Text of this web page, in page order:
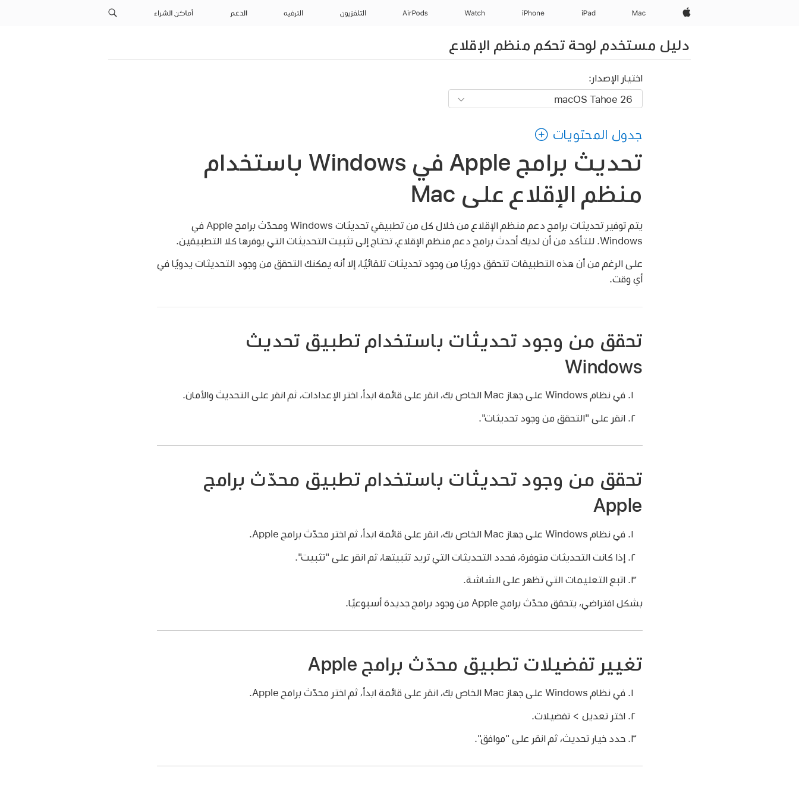
Apple‏
Mac
iPad‏
iPhone
Watch
AirPods التلفزيون الترفيه الدعم أماكن الشراء
دليل مستخدم لوحة تحكم منظم الإقلاع
اختيار الإصدار:
جدول المحتويات
تحديث برامج Apple في Windows باستخدام
منظم الإقلاع على Mac
يتم توفير تحديثات برامج دعم منظم الإقلاع من خلال كل من تطبيقي تحديثات Windows ومحدّث برامج Apple في
Windows. للتأكد من أن لديك أحدث برامج دعم منظم الإقلاع، تحتاج إلى تثبيت التحديثات التي يوفرها كلا التطبيقين.
على الرغم من أن هذه التطبيقات تتحقق دوريًا من وجود تحديثات تلقائيًا، إلا أنه يمكنك التحقق من وجود التحديثات يدويًا في
أي وقت.
تحقق من وجود تحديثات باستخدام تطبيق تحديث
Windows
في نظام Windows على جهاز Mac الخاص بك، انقر على قائمة ابدأ، اختر الإعدادات، ثم انقر على التحديث والأمان.
انقر على "التحقق من وجود تحديثات".
تحقق من وجود تحديثات باستخدام تطبيق محدّث برامج
Apple
في نظام Windows على جهاز Mac الخاص بك، انقر على قائمة ابدأ، ثم اختر محدّث برامج Apple.
إذا كانت التحديثات متوفرة، فحدد التحديثات التي تريد تثبيتها، ثم انقر على "تثبيت".
اتبع التعليمات التي تظهر على الشاشة.
بشكل افتراضي، يتحقق محدّث برامج Apple من وجود برامج جديدة أسبوعيًا.
تغيير تفضيلات تطبيق محدّث برامج Apple
في نظام Windows على جهاز Mac الخاص بك، انقر على قائمة ابدأ، ثم اختر محدّث برامج Apple.
اختر تعديل > تفضيلات.
حدد خيار تحديث، ثم انقر على "موافق".